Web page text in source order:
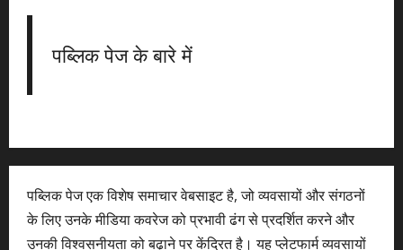
पब्लिक पेज के बारे में
पब्लिक पेज एक विशेष समाचार वेबसाइट है, जो व्यवसायों और संगठनों
के लिए उनके मीडिया कवरेज को प्रभावी ढंग से प्रदर्शित करने और
उनकी विश्वसनीयता को बढ़ाने पर केंद्रित है। यह प्लेटफार्म व्यवसायों